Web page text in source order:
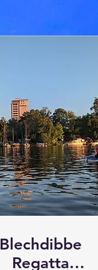
Blechdibbe
Regatta